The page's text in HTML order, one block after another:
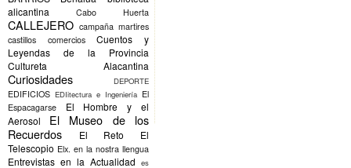
alicantina
Cabo Huerta
CALLEJERO campaña martires
castillos
comercios
Cuentos y
Leyendas de la Provincia
Cultureta Alacantina
Curiosidades DEPORTE
EDIFICIOS EDIitectura e Ingeniería El
Espacagarse
El Hombre y el
Aerosol
El Museo de los
Recuerdos
El Reto
El
Telescopio Elx. en la nostra llengua
Entrevistas en la Actualidad es